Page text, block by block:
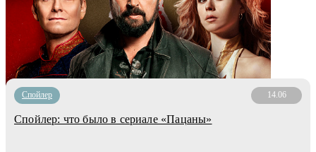
Cпойлер 14.06
Спойлер: что было в сериале «Пацаны»